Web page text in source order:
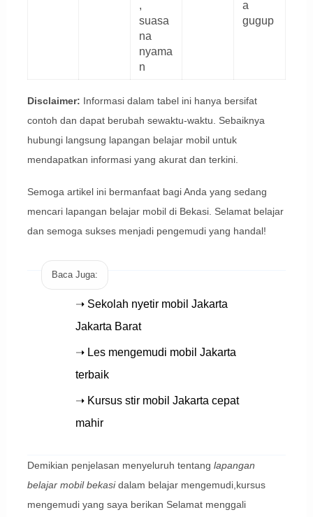
,
suasa
na
nyama
n
a
gugup
Disclaimer: Informasi dalam tabel ini hanya bersifat
contoh dan dapat berubah sewaktu-waktu. Sebaiknya
hubungi langsung lapangan belajar mobil untuk
mendapatkan informasi yang akurat dan terkini.
Semoga artikel ini bermanfaat bagi Anda yang sedang
mencari lapangan belajar mobil di Bekasi. Selamat belajar
dan semoga sukses menjadi pengemudi yang handal!
Baca Juga:
➝ Sekolah nyetir mobil Jakarta
Jakarta Barat
➝ Les mengemudi mobil Jakarta
terbaik
➝ Kursus stir mobil Jakarta cepat
mahir
Demikian penjelasan menyeluruh tentang lapangan
belajar mobil bekasidalam belajar mengemudi,kursus
mengemudi yang saya berikan Selamat menggali